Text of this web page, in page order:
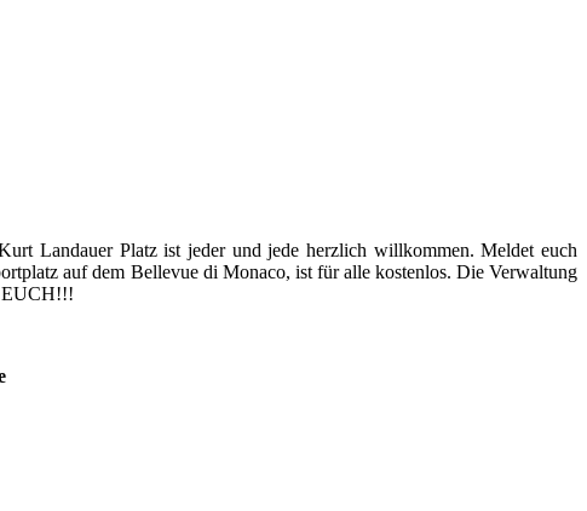
Landauer Platz ist jeder und jede herzlich willkommen. Meldet euch
auf dem Bellevue di Monaco, ist für alle kostenlos. Die Verwaltung
EUCH!!!